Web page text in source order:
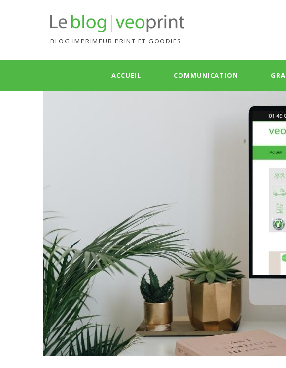
BLOG IMPRIMEUR PRINT ET GOODIES
ACCUEIL COMMUNICATION